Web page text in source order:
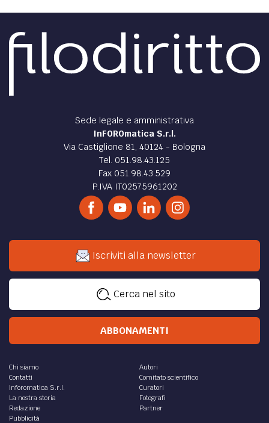
Sede legale e amministrativa
InFOROmatica S.r.l.
Via Castiglione 81, 40124 - Bologna
Tel. 051.98.43.125
Fax 051.98.43.529
P.IVA IT02575961202
Iscriviti alla newsletter
Cerca nel sito
ABBONAMENTI
Chi siamo
Contatti
Inforomatica S.r.l.
La nostra storia
Redazione
Pubblicità
Autori
Comitato scientifico
Curatori
Fotografi
Partner